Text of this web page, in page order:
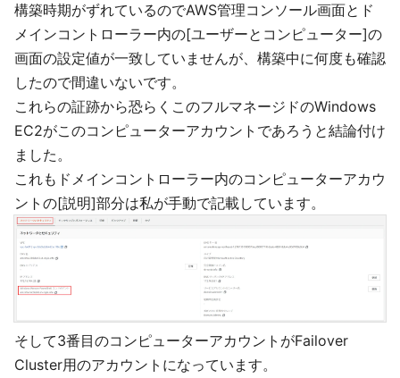
構築時期がずれているのでAWS管理コンソール画面とド
メインコントローラー内の[ユーザーとコンピューター]の
画面の設定値が一致していませんが、構築中に何度も確認
したので間違いないです。
これらの証跡から恐らくこのフルマネージドのWindows
EC2がこのコンピューターアカウントであろうと結論付け
ました。
これもドメインコントローラー内のコンピューターアカウ
ントの[説明]部分は私が手動で記載しています。
そして3番目のコンピューターアカウントがFailover
Cluster用のアカウントになっています。